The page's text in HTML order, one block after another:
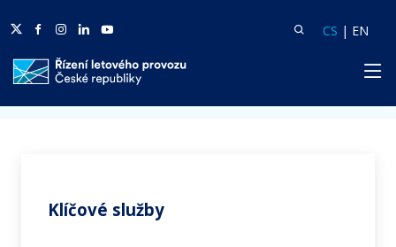
TwitterFacebook
Facebook
Linkedin Vyhledat
CS | EN
Klíčové služby